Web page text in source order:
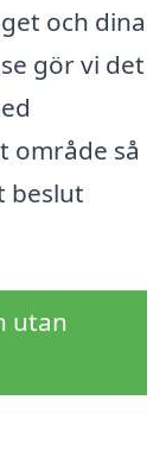
och dina
gör vi det
område så
beslut
utan